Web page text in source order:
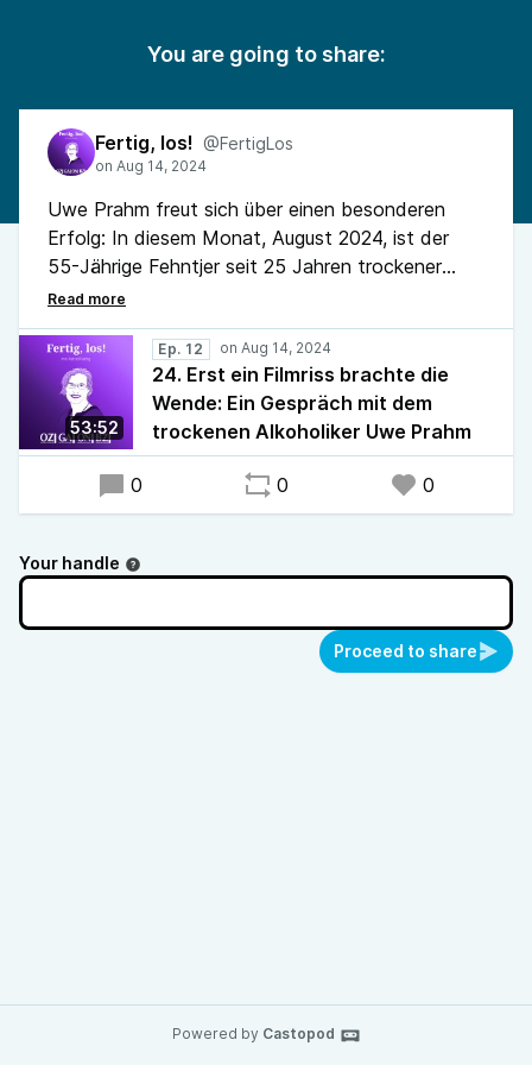
You are going to share:
Fertig, los! @FertigLos
Uwe Prahm freut sich über einen besonderen
Erfolg: In diesem Monat, August 2024, ist der
55-Jährige Fehntjer seit 25 Jahren trockener
Alkoholiker. In der neuen Folge des GA-Podcasts
„Fertig, los!“ schildert Prahm, wie es anfing, dass
die Gesellschaftsdroge Alkohol für ihn zum
Problem wurde und welchen Weg er nahm, um
aus der Sucht herauszufinden.
53:52
Ep. 12
24. Erst ein Filmriss brachte die
Wende: Ein Gespräch mit dem
trockenen Alkoholiker Uwe Prahm
0 0 0
Your handle
Proceed to share
Powered by Castopod